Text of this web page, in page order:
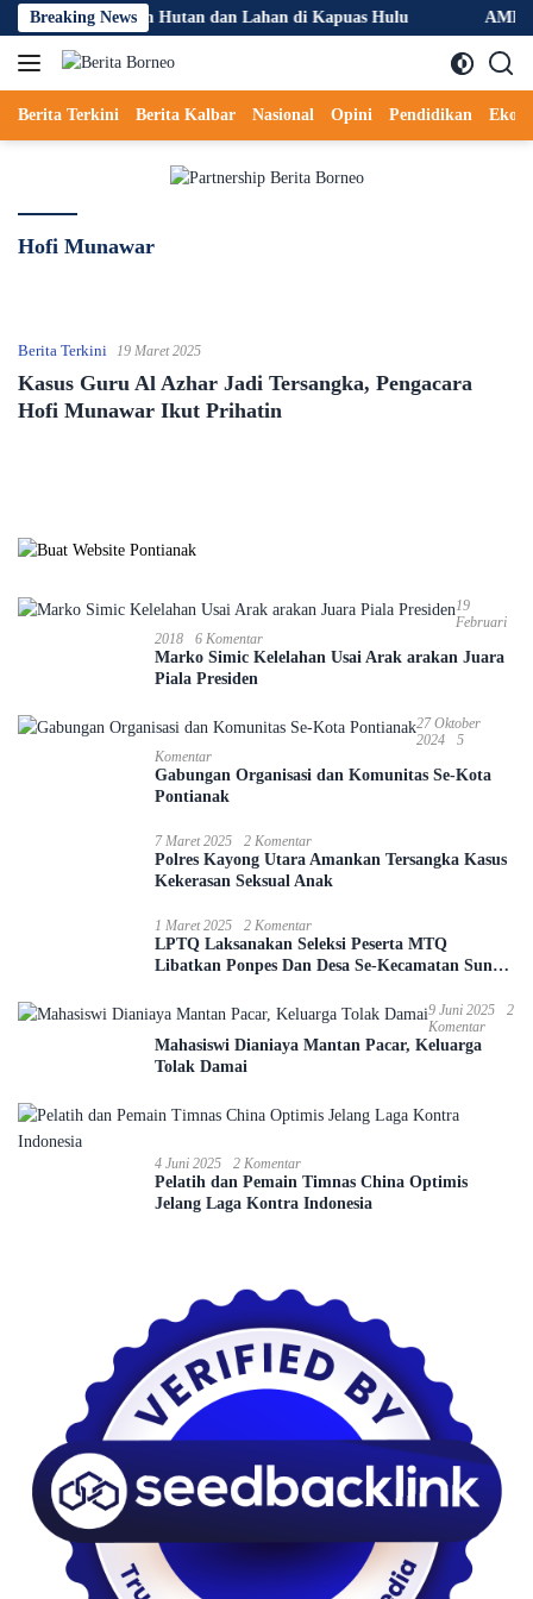
Langsung
ke
konten
Breaking News
Kebakaran Hutan dan Lahan di Kapuas Hulu AMPD
Berita Terkini Berita Kalbar Nasional Opini Pendidikan
Hofi Munawar
Berita Terkini 19 Maret 2025
Kasus Guru Al Azhar Jadi Tersangka, Pengacara
Hofi Munawar Ikut Prihatin
19
Februari
2018
6 Komentar
Marko Simic Kelelahan Usai Arak arakan Juara
Piala Presiden
27 Oktober
2024
5
Komentar
Gabungan Organisasi dan Komunitas Se-Kota
Pontianak
7 Maret 2025 2 Komentar
Polres Kayong Utara Amankan Tersangka Kasus
Kekerasan Seksual Anak
1 Maret 2025 2 Komentar
LPTQ Laksanakan Seleksi Peserta MTQ
Libatkan Ponpes Dan Desa Se-Kecamatan Sungai
9 Juni 2025
2
Komentar
Mahasiswi Dianiaya Mantan Pacar, Keluarga
Tolak Damai
4 Juni 2025 2 Komentar
Pelatih dan Pemain Timnas China Optimis
Jelang Laga Kontra Indonesia